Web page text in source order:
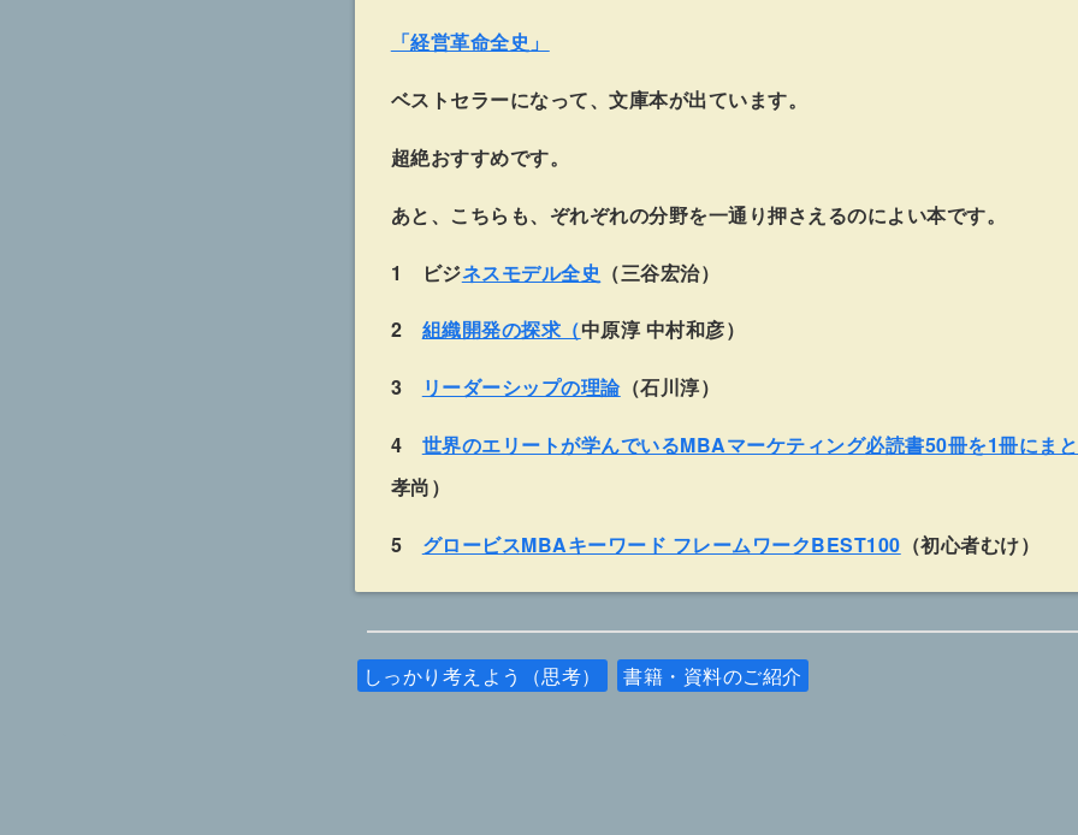
「経営革命全史」
ベストセラーになって、文庫本が出ています。
超絶おすすめです。
あと、こちらも、ぞれぞれの分野を一通り押さえるのによい本です。
1 ビジネスモデル全史 （三谷宏治）
2 組織開発の探求（中原淳 中村和彦）
3 リーダーシップの理論（石川淳）
4 世界のエリートが学んでいるMBAマーケティング必読書50冊を1冊にま
孝尚）
5 グロービスMBAキーワード フレームワークBEST100 （初心者むけ）
しっかり考えよう（思考） 書籍・資料のご紹介